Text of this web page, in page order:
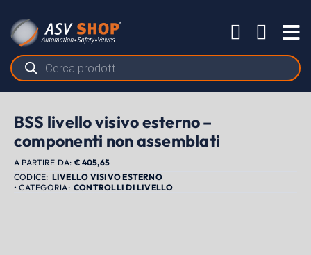
contenuto
Ricerca
prodotti
BSS livello visivo esterno –
componenti non assemblati
A PARTIRE DA: € 405,65
LIVELLO VISIVO ESTERNO
CONTROLLI DI LIVELLO